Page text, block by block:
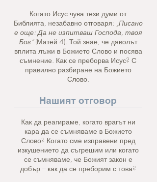
Когато Исус чува тези думи от
Библията, незабавно отговаря: „Писано
е още: Да не изпитваш Господа, твоя
Бог“(Матей 4). Той знае, че дяволът
вплита лъжи в Божието Слово и посява
съмнение. Как се преборва Исус? С
правилно разбиране на Божието
Слово.
Нашият отговор
Как да реагираме, когато врагът ни
кара да се съмняваме в Божието
Слово? Когато сме изправени пред
изкушението да съгрешим или когато
се съмняваме, че Божият закон е
добър – как да се преборим с това?